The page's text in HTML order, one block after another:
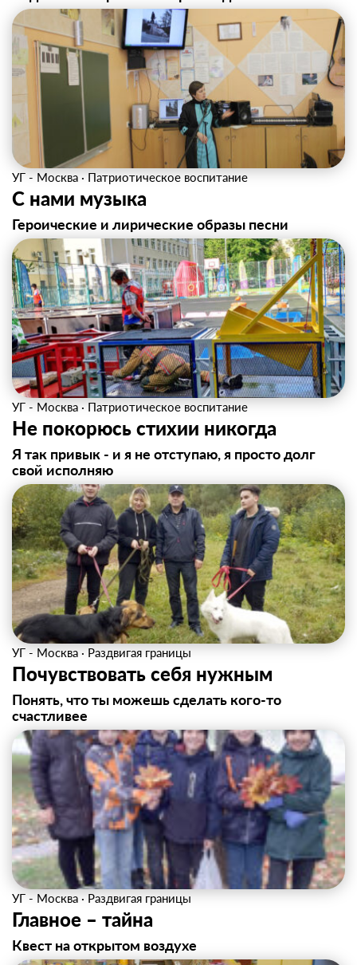
УГ - Москва · Патриотическое воспитание
С нами музыка
Героические и лирические образы песни
УГ - Москва · Патриотическое воспитание
Не покорюсь стихии никогда
Я так привык - и я не отступаю, я просто долг
свой исполняю
УГ - Москва · Раздвигая границы
Почувствовать себя нужным
Понять, что ты можешь сделать кого-то
счастливее
УГ - Москва · Раздвигая границы
Главное – тайна
Квест на открытом воздухе